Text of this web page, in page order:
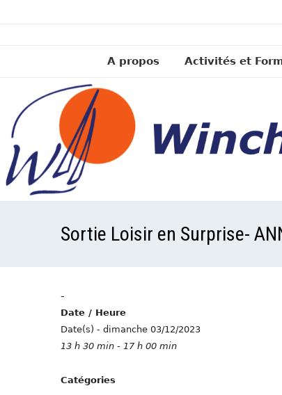
A propos Activités et
Sortie Loisir en Surprise-
-
Date / Heure
Date(s) - dimanche 03/12/2023
13 h 30 min - 17 h 00 min
Catégories